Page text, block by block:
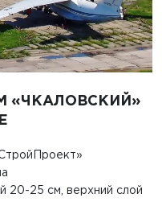
«ЧКАЛОВСКИЙ»
20-25 см, верхний слой